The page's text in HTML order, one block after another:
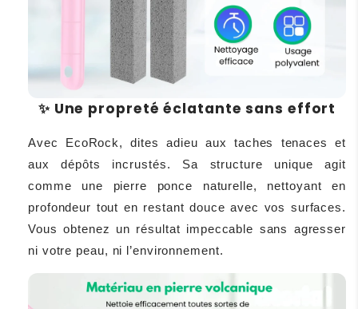
✨Une propreté éclatante sans effort
Avec EcoRock, dites adieu aux taches tenaces et
aux dépôts incrustés. Sa structure unique agit
comme une pierre ponce naturelle, nettoyant en
profondeur tout en restant douce avec vos surfaces.
Vous obtenez un résultat impeccable sans agresser
ni votre peau, ni l’environnement.